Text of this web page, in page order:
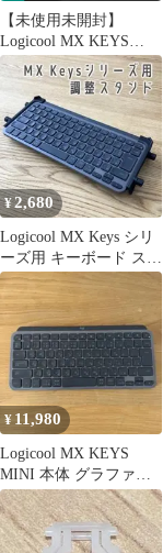
【未使用未開封】
Logicool MX KEYS
MINIformacキーボード
¥2,680
Logicool MX Keys シリ
ーズ用 キーボード スタ
ンド ブラック
¥ 11,980
Logicool MX KEYS
MINI 本体 グラファイ
ト